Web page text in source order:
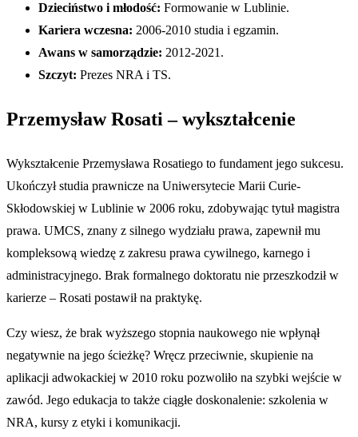
Dzieciństwo i młodość: Formowanie w Lublinie.
Kariera wczesna: 2006-2010 studia i egzamin.
Awans w samorządzie: 2012-2021.
Szczyt: Prezes NRA i TS.
Przemysław Rosati – wykształcenie
Wykształcenie Przemysława Rosatiego to fundament jego sukcesu.
Ukończył studia prawnicze na Uniwersytecie Marii Curie-
Skłodowskiej w Lublinie w 2006 roku, zdobywając tytuł magistra
prawa. UMCS, znany z silnego wydziału prawa, zapewnił mu
kompleksową wiedzę z zakresu prawa cywilnego, karnego i
administracyjnego. Brak formalnego doktoratu nie przeszkodził w
karierze – Rosati postawił na praktykę.
Czy wiesz, że brak wyższego stopnia naukowego nie wpłynął
negatywnie na jego ścieżkę? Wręcz przeciwnie, skupienie na
aplikacji adwokackiej w 2010 roku pozwoliło na szybki wejście w
zawód. Jego edukacja to także ciągłe doskonalenie: szkolenia w
NRA, kursy z etyki i komunikacji.